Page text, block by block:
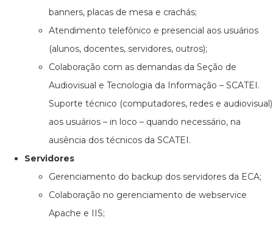
banners, placas de mesa e crachás;
Atendimento telefônico e presencial aos usuários
(alunos, docentes, servidores, outros);
Colaboração com as demandas da Seção de
Audiovisual e Tecnologia da Informação – SCATEI.
Suporte técnico (computadores, redes e audiovisual)
aos usuários – in loco – quando necessário, na
ausência dos técnicos da SCATEI.
Servidores
Gerenciamento do backup dos servidores da ECA;
Colaboração no gerenciamento de webservice
Apache e IIS;